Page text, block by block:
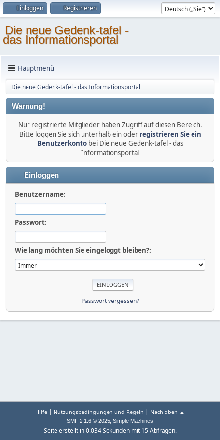
Einloggen Registrieren
Die neue Gedenk-tafel -
das Informationsportal
Hauptmenü
Die neue Gedenk-tafel - das Informationsportal
Warnung!
Nur registrierte Mitglieder haben Zugriff auf diesen Bereich.
Bitte loggen Sie sich unterhalb ein oder registrieren Sie ein
Benutzerkontobei Die neue Gedenk-tafel - das
Informationsportal
Einloggen
Benutzername:
Passwort:
Wie lang möchten Sie eingeloggt bleiben?:
Passwort vergessen?
Hilfe | Nutzungsbedingungen und Regeln | Nach oben ▲
SMF 2.1.6 © 2025, Simple Machines
Seite erstellt in 0.034 Sekunden mit 15 Abfragen.